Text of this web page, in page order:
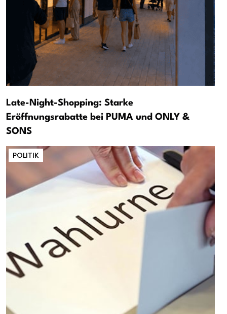
Late-Night-Shopping: Starke
Eröffnungsrabatte bei PUMA und ONLY &
SONS
POLITIK